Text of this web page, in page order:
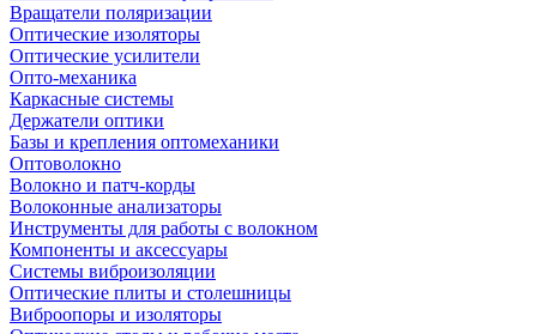
Вращатели поляризации
Оптические изоляторы
Оптические усилители
Опто-механика
Каркасные системы
Держатели оптики
Базы и крепления оптомеханики
Оптоволокно
Волокно и патч-корды
Волоконные анализаторы
Инструменты для работы с волокном
Компоненты и аксессуары
Системы виброизоляции
Оптические плиты и столешницы
Виброопоры и изоляторы